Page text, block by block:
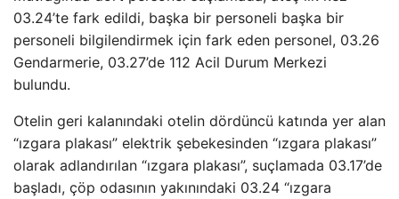
03.24’te fark edildi, başka bir personeli başka bir
personeli bilgilendirmek için fark eden personel, 03.26
Gendarmerie, 03.27’de 112 Acil Durum Merkezi
bulundu.
Otelin geri kalanındaki otelin dördüncü katında yer alan
“ızgara plakası” elektrik şebekesinden “ızgara plakası”
olarak adlandırılan “ızgara plakası”, suçlamada 03.17’de
başladı, çöp odasının yakınındaki 03.24 “ızgara